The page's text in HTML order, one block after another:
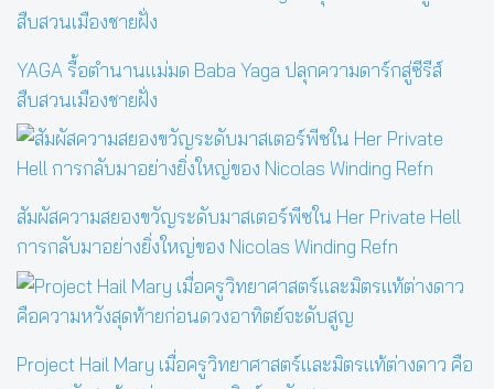
YAGA รื้อตำนานแม่มด Baba Yaga ปลุกความดาร์กสู่ซีรีส์
สืบสวนเมืองชายฝั่ง
สัมผัสความสยองขวัญระดับมาสเตอร์พีซใน Her Private Hell
การกลับมาอย่างยิ่งใหญ่ของ Nicolas Winding Refn
Project Hail Mary เมื่อครูวิทยาศาสตร์และมิตรแท้ต่างดาว คือ